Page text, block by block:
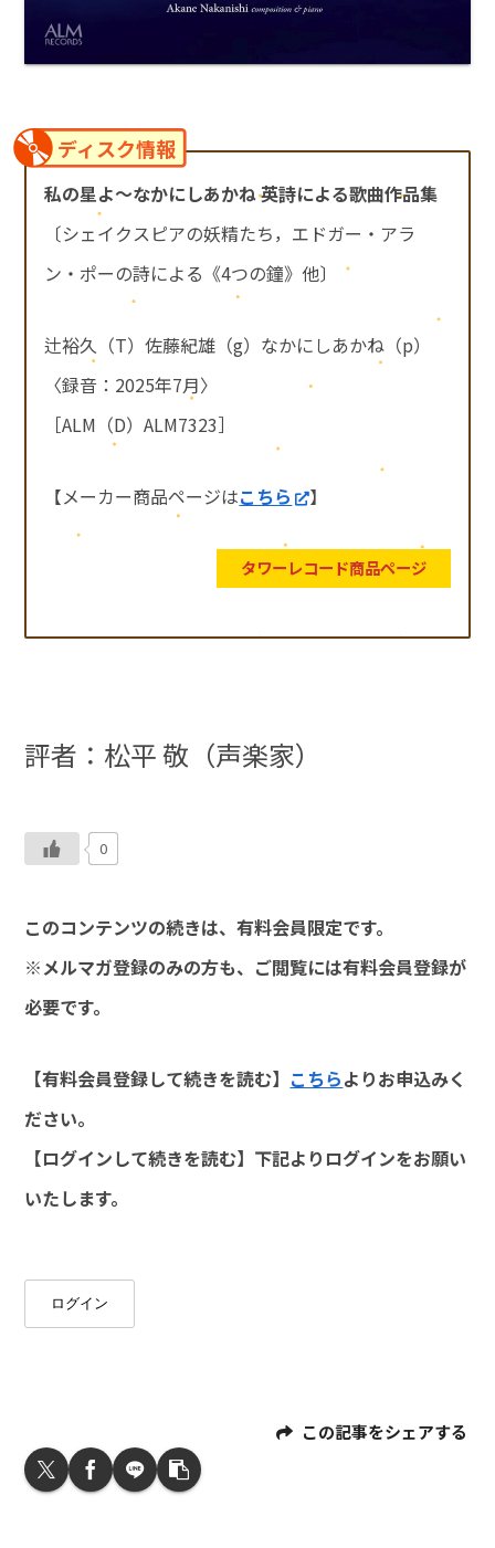
ディスク情報
私の星よ～なかにしあかね 英詩による歌曲作品集
〔シェイクスピアの妖精たち，エドガー・アラ
ン・ポーの詩による《4つの鐘》他〕
辻裕久（T）佐藤紀雄（g）なかにしあかね（p）
〈録音：2025年7月〉
［ALM（D）ALM7323］
【メーカー商品ページはこちら 】
タワーレコード商品ページ
評者：松平 敬（声楽家）
0
このコンテンツの続きは、有料会員限定です。
※メルマガ登録のみの方も、ご閲覧には有料会員登録が
必要です。
【有料会員登録して続きを読む】 こちらよりお申込みく
ださい。
【ログインして続きを読む】下記よりログインをお願い
いたします。
ログイン
この記事をシェアする